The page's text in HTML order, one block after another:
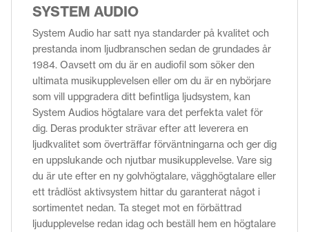
SYSTEM AUDIO
System Audio har satt nya standarder på kvalitet och
prestanda inom ljudbranschen sedan de grundades år
1984. Oavsett om du är en audiofil som söker den
ultimata musikupplevelsen eller om du är en nybörjare
som vill uppgradera ditt befintliga ljudsystem, kan
System Audios högtalare vara det perfekta valet för
dig. Deras produkter strävar efter att leverera en
ljudkvalitet som överträffar förväntningarna och ger dig
en uppslukande och njutbar musikupplevelse. Vare sig
du är ute efter en ny golvhögtalare, vägghögtalare eller
ett trådlöst aktivsystem hittar du garanterat något i
sortimentet nedan. Ta steget mot en förbättrad
ljudupplevelse redan idag och beställ hem en högtalare